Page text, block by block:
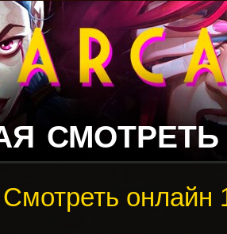
Смотреть онлайн